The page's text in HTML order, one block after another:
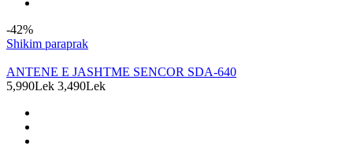
-42%
Shikim paraprak
ANTENE E JASHTME SENCOR SDA-640
5,990Lek 3,490Lek